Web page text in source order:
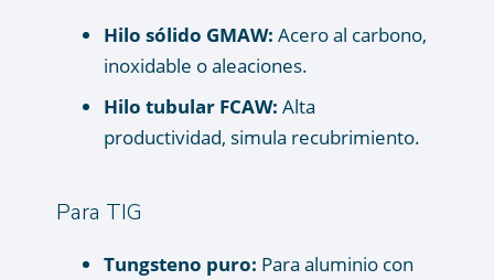
Hilo sólido GMAW: Acero al carbono,
inoxidable o aleaciones.
Hilo tubular FCAW: Alta
productividad, simula recubrimiento.
Para TIG
Tungsteno puro: Para aluminio con